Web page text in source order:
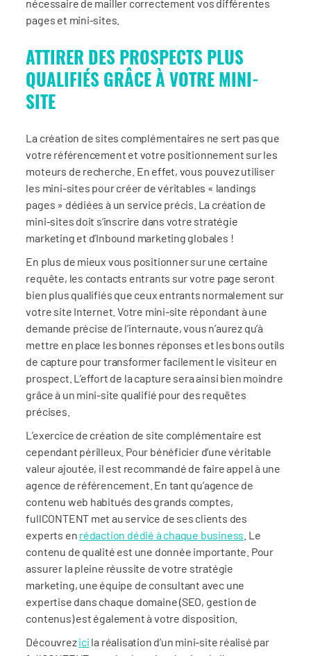
nécessaire de mailler correctement vos différentes
pages et mini-sites.
ATTIRER DES PROSPECTS PLUS
QUALIFIÉS GRÂCE À VOTRE MINI-
SITE
La création de sites complémentaires ne sert pas que
votre référencement et votre positionnement sur les
moteurs de recherche. En effet, vous pouvez utiliser
les mini-sites pour créer de véritables « landings
pages » dédiées à un service précis. La création de
mini-sites doit s’inscrire dans votre stratégie
marketing et d’Inbound marketing globales !
En plus de mieux vous positionner sur une certaine
requête, les contacts entrants sur votre page seront
bien plus qualifiés que ceux entrants normalement sur
votre site Internet. Votre mini-site répondant à une
demande précise de l’internaute, vous n’aurez qu’à
mettre en place les bonnes réponses et les bons outils
de capture pour transformer facilement le visiteur en
prospect. L’effort de la capture sera ainsi bien moindre
grâce à un mini-site qualifié pour des requêtes
précises.
L’exercice de création de site complémentaire est
cependant périlleux. Pour bénéficier d’une véritable
valeur ajoutée, il est recommandé de faire appel à une
agence de référencement. En tant qu’agence de
contenu web habitués des grands comptes,
fullCONTENT met au service de ses clients des
experts en rédaction dédié à chaque business . Le
contenu de qualité est une donnée importante. Pour
assurer la pleine réussite de votre stratégie
marketing, une équipe de consultant avec une
expertise dans chaque domaine (SEO, gestion de
contenus) est également à votre disposition.
Découvrezici la réalisation d’un mini-site réalisé par